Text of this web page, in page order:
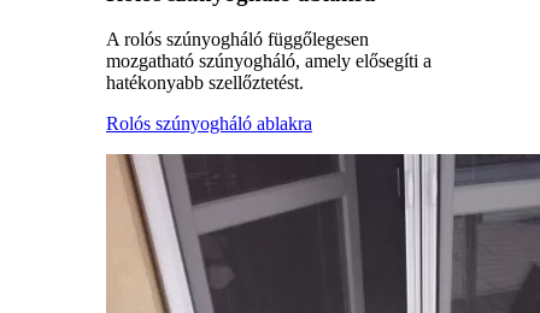
A rolós szúnyogháló függőlegesen
mozgatható szúnyogháló, amely elősegíti a
hatékonyabb szellőztetést.
Rolós szúnyogháló ablakra